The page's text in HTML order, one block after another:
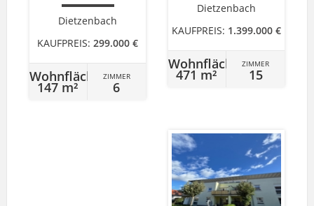
Dietzenbach
KAUFPREIS: 299.000 €
Wohnfläche
147 m²
ZIMMER
6
Dietzenbach
KAUFPREIS: 1.399.000 €
Wohnfläche
471 m²
ZIMMER
15